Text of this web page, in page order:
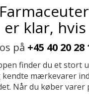
er klar,
på +45 40 20 28
finder du et stort
mærkevarer
Når du køber varer